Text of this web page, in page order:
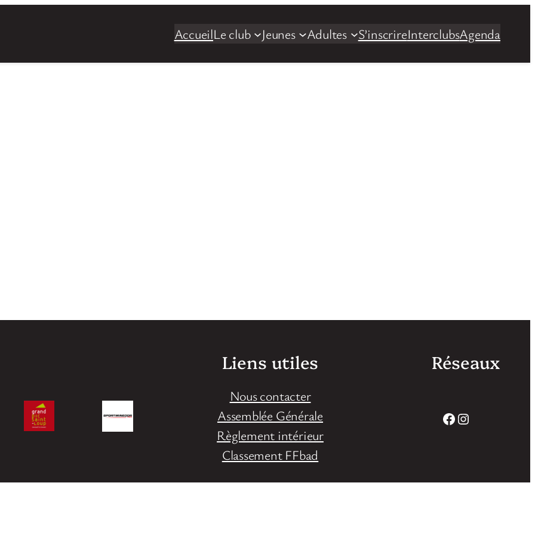
AccueilLe club Jeunes Adultes S’inscrireInterclubsAgenda
Liens utiles
Nous contacter
Assemblée Générale
Règlement intérieur
Classement FFbad
Réseaux
Facebook
Instagram